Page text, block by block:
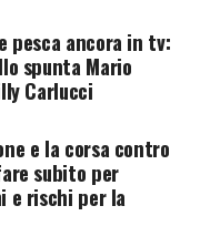
di altri
, nati nel
fanno parte
Martina
con Georgina
pesca ancora in tv:
spunta Mario
Carlucci
e la corsa contro
subito per
e rischi per la